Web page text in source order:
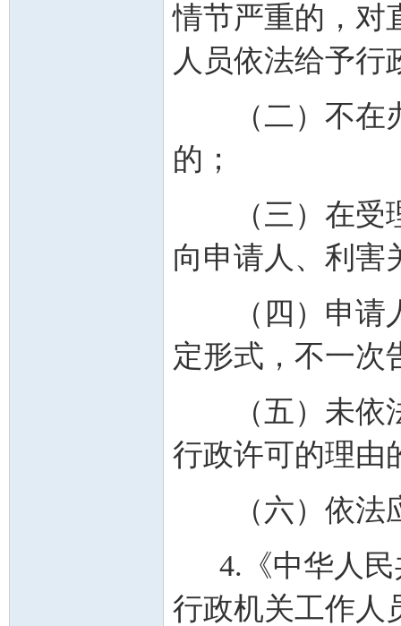
情节严重的，对
人员依法给予行
（二）不在办
的；
（三）在受理
向申请人、利害
（四）申请人
定形式，不一次
（五）未依法
行政许可的理由
（六）依法
4.《中华人民
行政机关工作人